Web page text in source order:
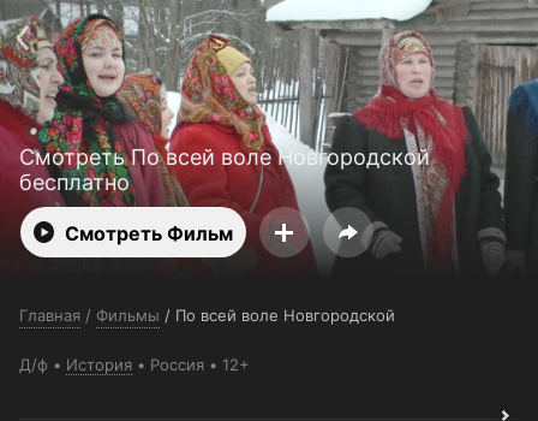
Смотреть По всей воле Новгородской
бесплатно
Смотреть Фильм
Главная / Фильмы / По всей воле Новгородской
Д/ф История Россия 12+
Поддержка:support@24h.tv
О сервисе
Пользовательское соглашение
Политика конфиденциальности
Для партнёров
Открыть приложение
Ввести промокод
Установить на ТВ
Бесплатные каналы Контакты